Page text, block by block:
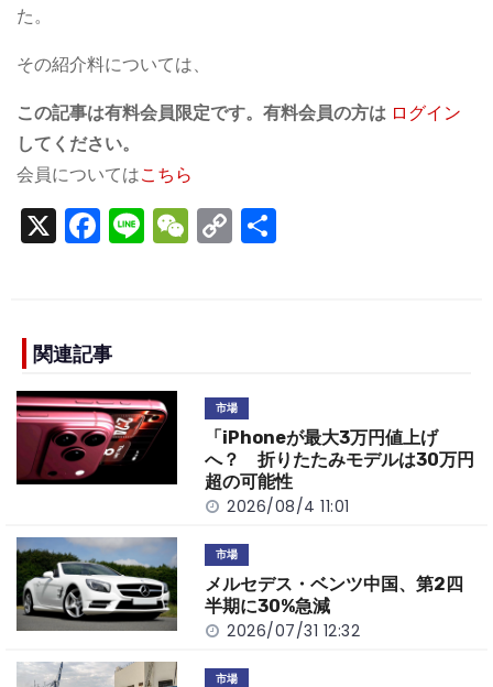
た。
その紹介料については、
この記事は有料会員限定です。有料会員の方は ログイン
してください。
会員についてはこちら
X F
a
e
b
o
o
k
Li
n
W
e
C
o
n
k
関連記事
市場
「iPhoneが最大3万円値上げ
へ？ 折りたたみモデルは30万円
超の可能性
2026/08/4 11:01
市場
メルセデス・ベンツ中国、第2四
半期に30%急減
2026/07/31 12:32
市場